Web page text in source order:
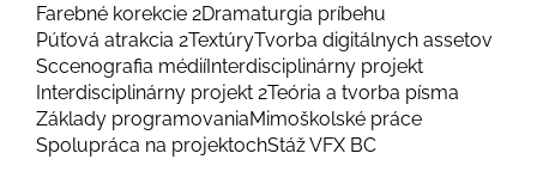
Farebné korekcie 2Dramaturgia príbehu
Púťová atrakcia 2TextúryTvorba digitálnych assetov
Sccenografia médiíInterdisciplinárny projekt
Interdisciplinárny projekt 2Teória a tvorba písma
Základy programovaniaMimoškolské práce
Spolupráca na projektochStáž VFX BC